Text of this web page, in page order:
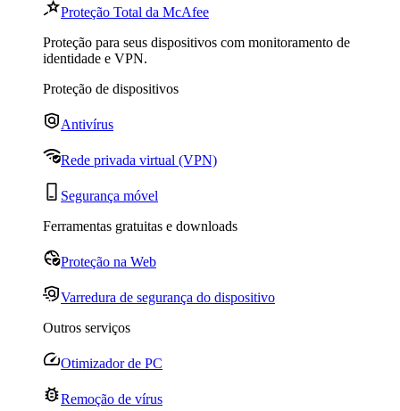
Proteção Total da McAfee
Proteção para seus dispositivos com monitoramento de
identidade e VPN.
Proteção de dispositivos
Antivírus
Rede privada virtual (VPN)
Segurança móvel
Ferramentas gratuitas e downloads
Proteção na Web
Varredura de segurança do dispositivo
Outros serviços
Otimizador de PC
Remoção de vírus